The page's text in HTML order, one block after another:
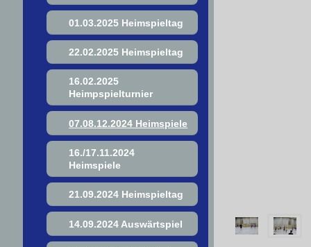
01.03.2025 Heimspieltag
22.02.2025 Heimspieltag
16.02.2025
Heimpspielturnier
07.08.12.2024 Heimspiele
16./17.11.2024
Heimspiele
21.09.2024 Heimspieltag
14.09.2024 Auswärtspiel